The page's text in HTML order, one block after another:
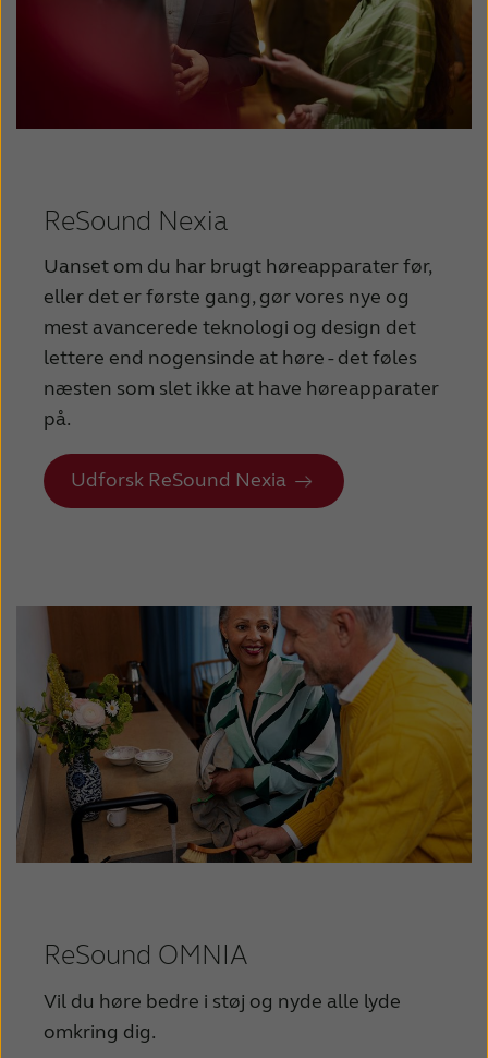
ReSound Nexia
Uanset om du har brugt høreapparater før,
eller det er første gang, gør vores nye og
mest avancerede teknologi og design det
lettere end nogensinde at høre - det føles
næsten som slet ikke at have høreapparater
på.
Udforsk ReSound Nexia
ReSound OMNIA
Vil du høre bedre i støj og nyde alle lyde
omkring dig.